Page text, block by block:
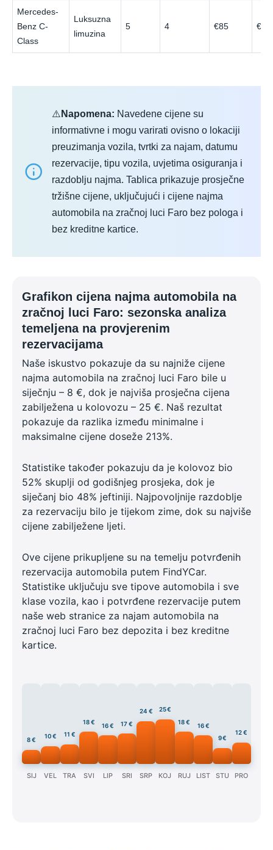
Mercedes-
Benz C-
Class
Luksuzna
limuzina
5 4 €85
⚠️ Napomena: Navedene cijene su
informativne i mogu varirati ovisno o lokaciji
preuzimanja vozila, tvrtki za najam, datumu
rezervacije, tipu vozila, uvjetima osiguranja i
razdoblju najma. Tablica prikazuje prosječne
tržišne cijene, uključujući i cijene najma
automobila na zračnoj luci Faro bez pologa i
bez kreditne kartice.
Grafikon cijena najma automobila na
zračnoj luci Faro: sezonska analiza
temeljena na provjerenim
rezervacijama
Naše iskustvo pokazuje da su najniže cijene
najma automobila na zračnoj luci Faro bile u
siječnju – 8 €, dok je najviša prosječna cijena
zabilježena u kolovozu – 25 €. Naš rezultat
pokazuje da razlika između minimalne i
maksimalne cijene doseže 213%.
Statistike također pokazuju da je kolovoz bio
52% skuplji od godišnjeg prosjeka, dok je
siječanj bio 48% jeftiniji. Najpovoljnije razdoblje
za rezervaciju bilo je tijekom zime, dok su najviše
cijene zabilježene ljeti.
Ove cijene prikupljene su na temelju potvrđenih
rezervacija automobila putem FindYCar.
Statistike uključuju sve tipove automobila i sve
klase vozila, kao i potvrđene rezervacije putem
naše web stranice za najam automobila na
zračnoj luci Faro bez depozita i bez kreditne
kartice.
8 €
SIJ
10 €
VEL
11 €
TRA
18 €
SVI
16 €
LIP
17 €
SRI
24 €
SRP
25 €
KOJ
18 €
RUJ
16 €
LIST
9 €
STU
12 €
PRO